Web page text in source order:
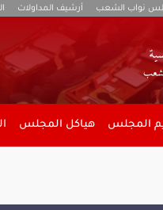
نواب الشعب أرشيف المداولات
المجلس هياكل المجلس